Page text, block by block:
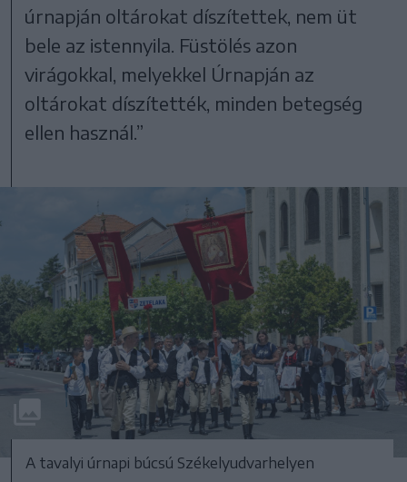
úrnapján oltárokat díszítettek, nem üt
bele az istennyila. Füstölés azon
virágokkal, melyekkel Úrnapján az
oltárokat díszítették, minden betegség
ellen használ.”
A tavalyi úrnapi búcsú Székelyudvarhelyen